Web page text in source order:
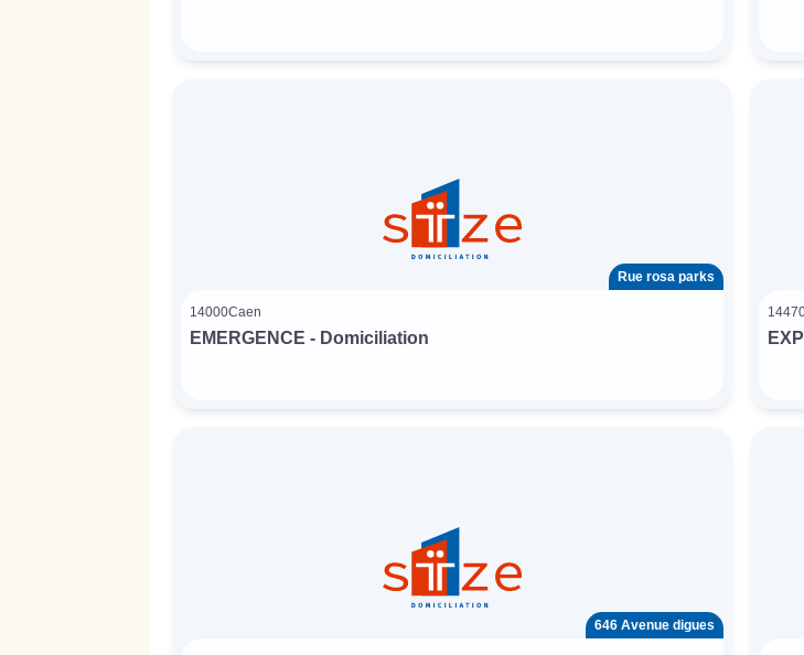
Rue rosa parks
14000Caen
EMERGENCE - Domiciliation
646 Avenue digues